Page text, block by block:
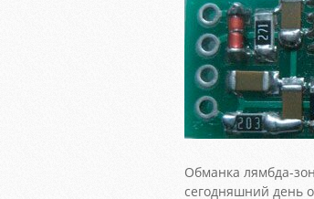
Обманка лямбда-
сегодняшний день